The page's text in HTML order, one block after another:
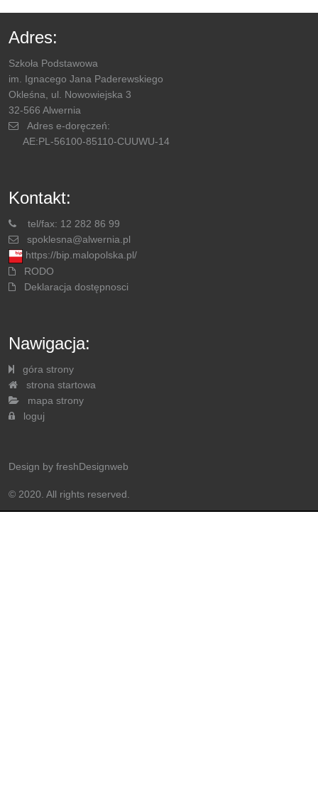
Adres:
Szkoła Podstawowa
im. Ignacego Jana Paderewskiego
Okleśna, ul. Nowowiejska 3
32-566 Alwernia
Adres e-doręczeń:
AE:PL-56100-85110-CUUWU-14
Kontakt:
tel/fax: 12 282 86 99
spoklesna@alwernia.pl
https://bip.malopolska.pl/
RODO
Deklaracja dostępnosci
Nawigacja:
góra strony
strona startowa
mapa strony
loguj
Design by freshDesignweb
© 2020. All rights reserved.